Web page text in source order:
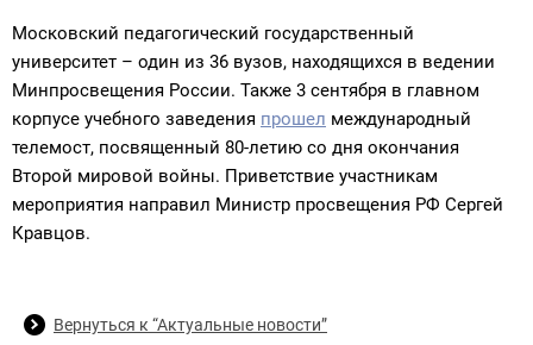
Московский педагогический государственный
университет – один из 36 вузов, находящихся в ведении
Минпросвещения России. Также 3 сентября в главном
корпусе учебного заведения прошел международный
телемост, посвященный 80-летию со дня окончания
Второй мировой войны. Приветствие участникам
мероприятия направил Министр просвещения РФ Сергей
Кравцов.
Вернуться к “Актуальные новости”